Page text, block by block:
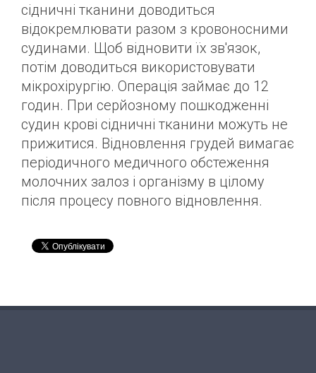
сідничні тканини доводиться
відокремлювати разом з кровоносними
судинами. Щоб відновити їх зв'язок,
потім доводиться використовувати
мікрохірургію. Операція займає до 12
годин. При серйозному пошкодженні
судин крові сідничні тканини можуть не
прижитися. Відновлення грудей вимагає
періодичного медичного обстеження
молочних залоз і організму в цілому
після процесу повного відновлення.